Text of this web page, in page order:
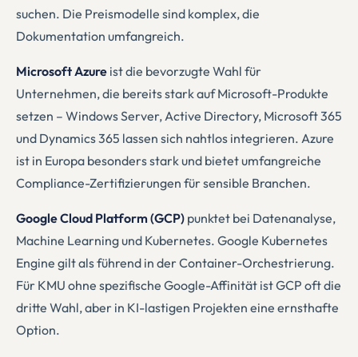
suchen. Die Preismodelle sind komplex, die
Dokumentation umfangreich.
Microsoft Azure ist die bevorzugte Wahl für
Unternehmen, die bereits stark auf Microsoft-Produkte
setzen – Windows Server, Active Directory, Microsoft 365
und Dynamics 365 lassen sich nahtlos integrieren. Azure
ist in Europa besonders stark und bietet umfangreiche
Compliance-Zertifizierungen für sensible Branchen.
Google Cloud Platform (GCP) punktet bei Datenanalyse,
Machine Learning und Kubernetes. Google Kubernetes
Engine gilt als führend in der Container-Orchestrierung.
Für KMU ohne spezifische Google-Affinität ist GCP oft die
dritte Wahl, aber in KI-lastigen Projekten eine ernsthafte
Option.